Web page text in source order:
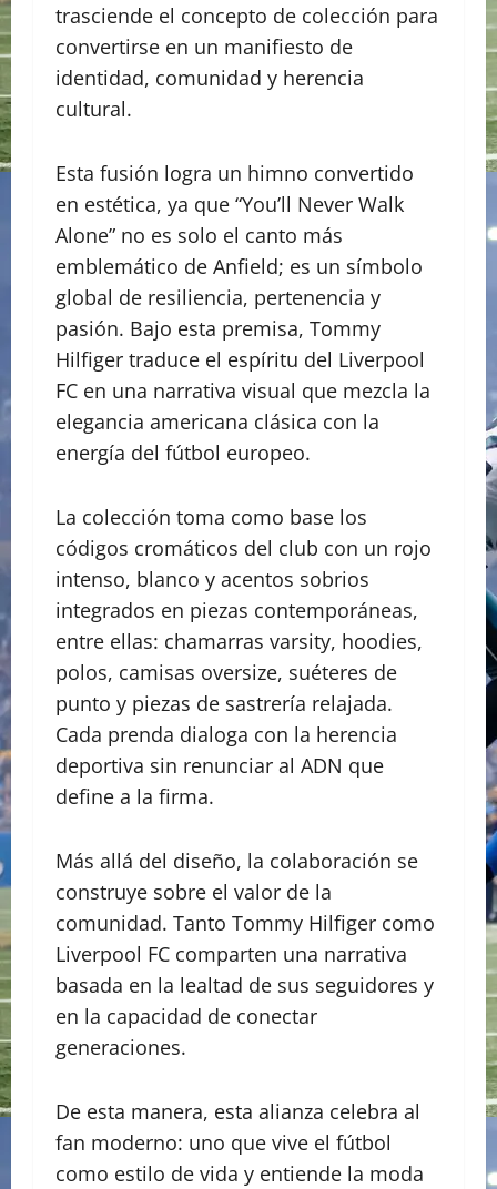
trasciende el concepto de colección para
convertirse en un manifiesto de
identidad, comunidad y herencia
cultural.
Esta fusión logra un himno convertido
en estética, ya que “You’ll Never Walk
Alone” no es solo el canto más
emblemático de Anfield; es un símbolo
global de resiliencia, pertenencia y
pasión. Bajo esta premisa, Tommy
Hilfiger traduce el espíritu del Liverpool
FC en una narrativa visual que mezcla la
elegancia americana clásica con la
energía del fútbol europeo.
La colección toma como base los
códigos cromáticos del club con un rojo
intenso, blanco y acentos sobrios
integrados en piezas contemporáneas,
entre ellas: chamarras varsity, hoodies,
polos, camisas oversize, suéteres de
punto y piezas de sastrería relajada.
Cada prenda dialoga con la herencia
deportiva sin renunciar al ADN que
define a la firma.
Más allá del diseño, la colaboración se
construye sobre el valor de la
comunidad. Tanto Tommy Hilfiger como
Liverpool FC comparten una narrativa
basada en la lealtad de sus seguidores y
en la capacidad de conectar
generaciones.
De esta manera, esta alianza celebra al
fan moderno: uno que vive el fútbol
como estilo de vida y entiende la moda